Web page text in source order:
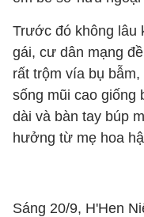
Trước đó không lâu
gái, cư dân mạng
rất trộm vía bụ
sống mũi cao giống
dài và bàn tay búp
hưởng từ mẹ hoa
Sáng 20/9, H'Hen